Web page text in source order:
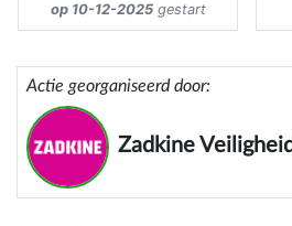
op 10-12-2025gestart
Actie georganiseerd door:
Zadkine